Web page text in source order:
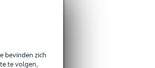
bevinden zich
te volgen,